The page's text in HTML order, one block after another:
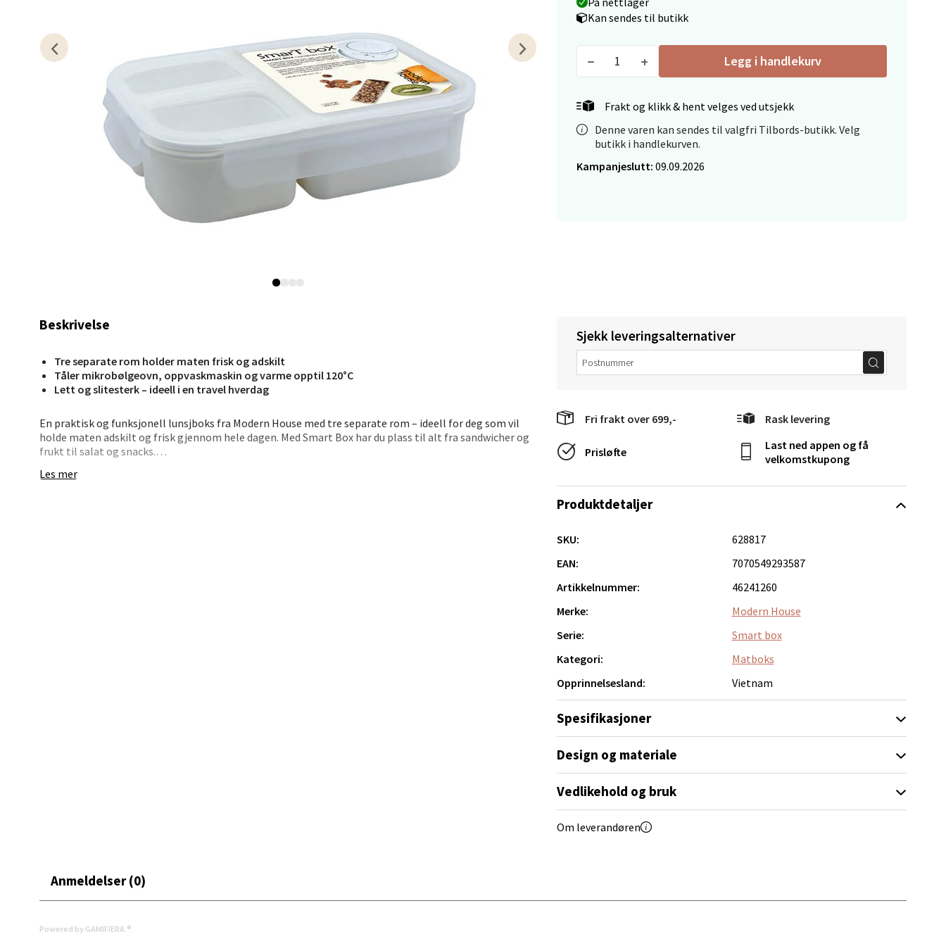
Kan sendes til butikk
Legg i handlekurv
Frakt og klikk & hent velges ved utsjekk
Denne varen kan sendes til valgfri Tilbords-butikk. Velg
butikk i handlekurven.
Kampanjeslutt: 09.09.2026
Beskrivelse
Tre separate rom holder maten frisk og adskilt
Tåler mikrobølgeovn, oppvaskmaskin og varme opptil 120°C
Lett og slitesterk – ideell i en travel hverdag
En praktisk og funksjonell lunsjboks fra Modern House med tre separate rom – ideell for deg som vil
holde maten adskilt og frisk gjennom hele dagen. Med Smart Box har du plass til alt fra sandwicher og
frukt til salat og snacks.
Produsert i slitesterk plast som tåler opp til 120 °C. Lunsjboksen kan vaskes i oppvaskmaskin og passer
Les mer
Sjekk leveringsalternativer
Fri frakt over 699,- Rask levering
Prisløfte
Last ned appen og få
velkomstkupong
Produktdetaljer
SKU:
628817
EAN:
7070549293587
Artikkelnummer:
46241260
Merke:
Modern House
Serie:
Smart box
Kategori:
Matboks
Opprinnelsesland:
Vietnam
Spesifikasjoner
Design og materiale
Vedlikehold og bruk
Om leverandøren
Anmeldelser (0)
Powered by GAMIFIERA.®
Lillemarkens markensgate 25B, 4611 Kristiansand
Åpent i dag 09-18
0 i butikk
Oslo - Linderud
Erich Mogensøns vei 38, 0594 Oslo
Åpent i dag 10-21
Velg
Madla
Velg